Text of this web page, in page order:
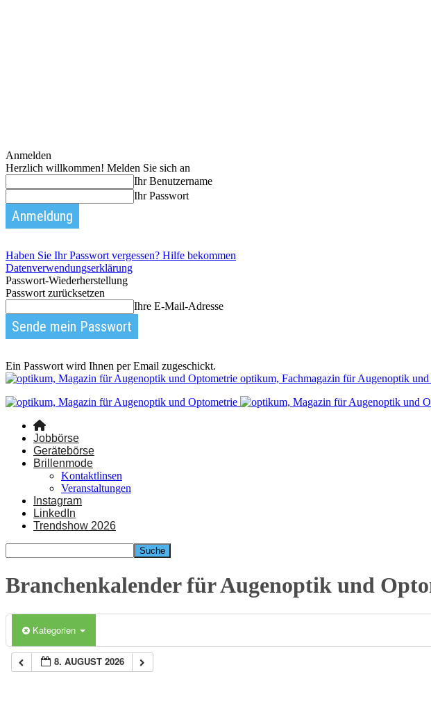
Anmelden
Herzlich willkommen! Melden Sie sich an
Ihr Benutzername
Ihr Passwort
Haben Sie Ihr Passwort vergessen? Hilfe bekommen
Datenverwendungserklärung
Passwort-Wiederherstellung
Passwort zurücksetzen
Ihre E-Mail-Adresse
Ein Passwort wird Ihnen per Email zugeschickt.
optikum, Fachmagazin für Augenoptik
Jobbörse
Gerätebörse
Brillenmode
Kontaktlinsen
Veranstaltungen
Instagram
LinkedIn
Trendshow 2026
Branchenkalender für Augenoptik und
Kategorien
8. AUGUST 2026